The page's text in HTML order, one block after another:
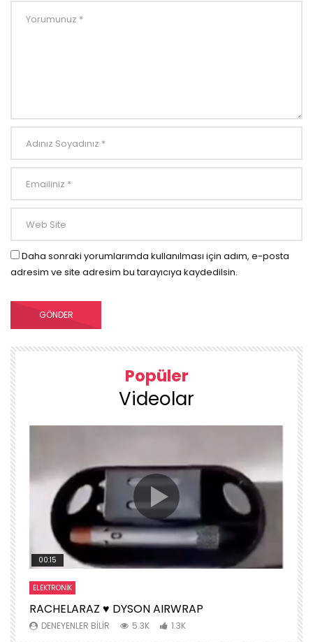
Daha sonraki yorumlarımda kullanılması için adım, e-posta
adresim ve site adresim bu tarayıcıya kaydedilsin.
Popüler
Videolar
00:15
ELEKTRONIK
RACHELARAZ ♥️ DYSON AIRWRAP
DENEYENLER BILIR 5.3K 1.3K